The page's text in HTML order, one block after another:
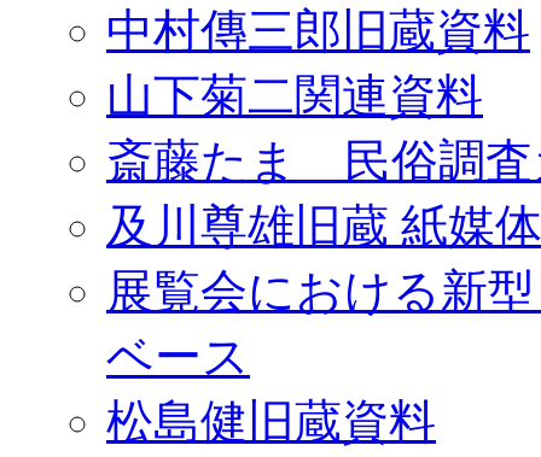
中村傳三郎旧蔵資料
山下菊二関連資料
斎藤たま 民俗調査
及川尊雄旧蔵 紙媒
展覧会における新
ベース
松島健旧蔵資料